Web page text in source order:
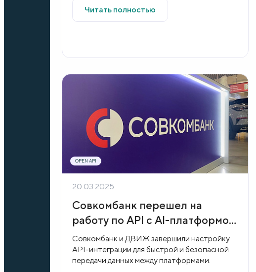
Читать полностью
OPEN API
20.03.2025
Совкомбанк перешел на
работу по API с AI-платформой
ДВИЖ, чтобы повысить
скорость одобрения
ипотечных заявок
Совкомбанк и ДВИЖ завершили настройку
API-интеграции для быстрой и безопасной
передачи данных между платформами.